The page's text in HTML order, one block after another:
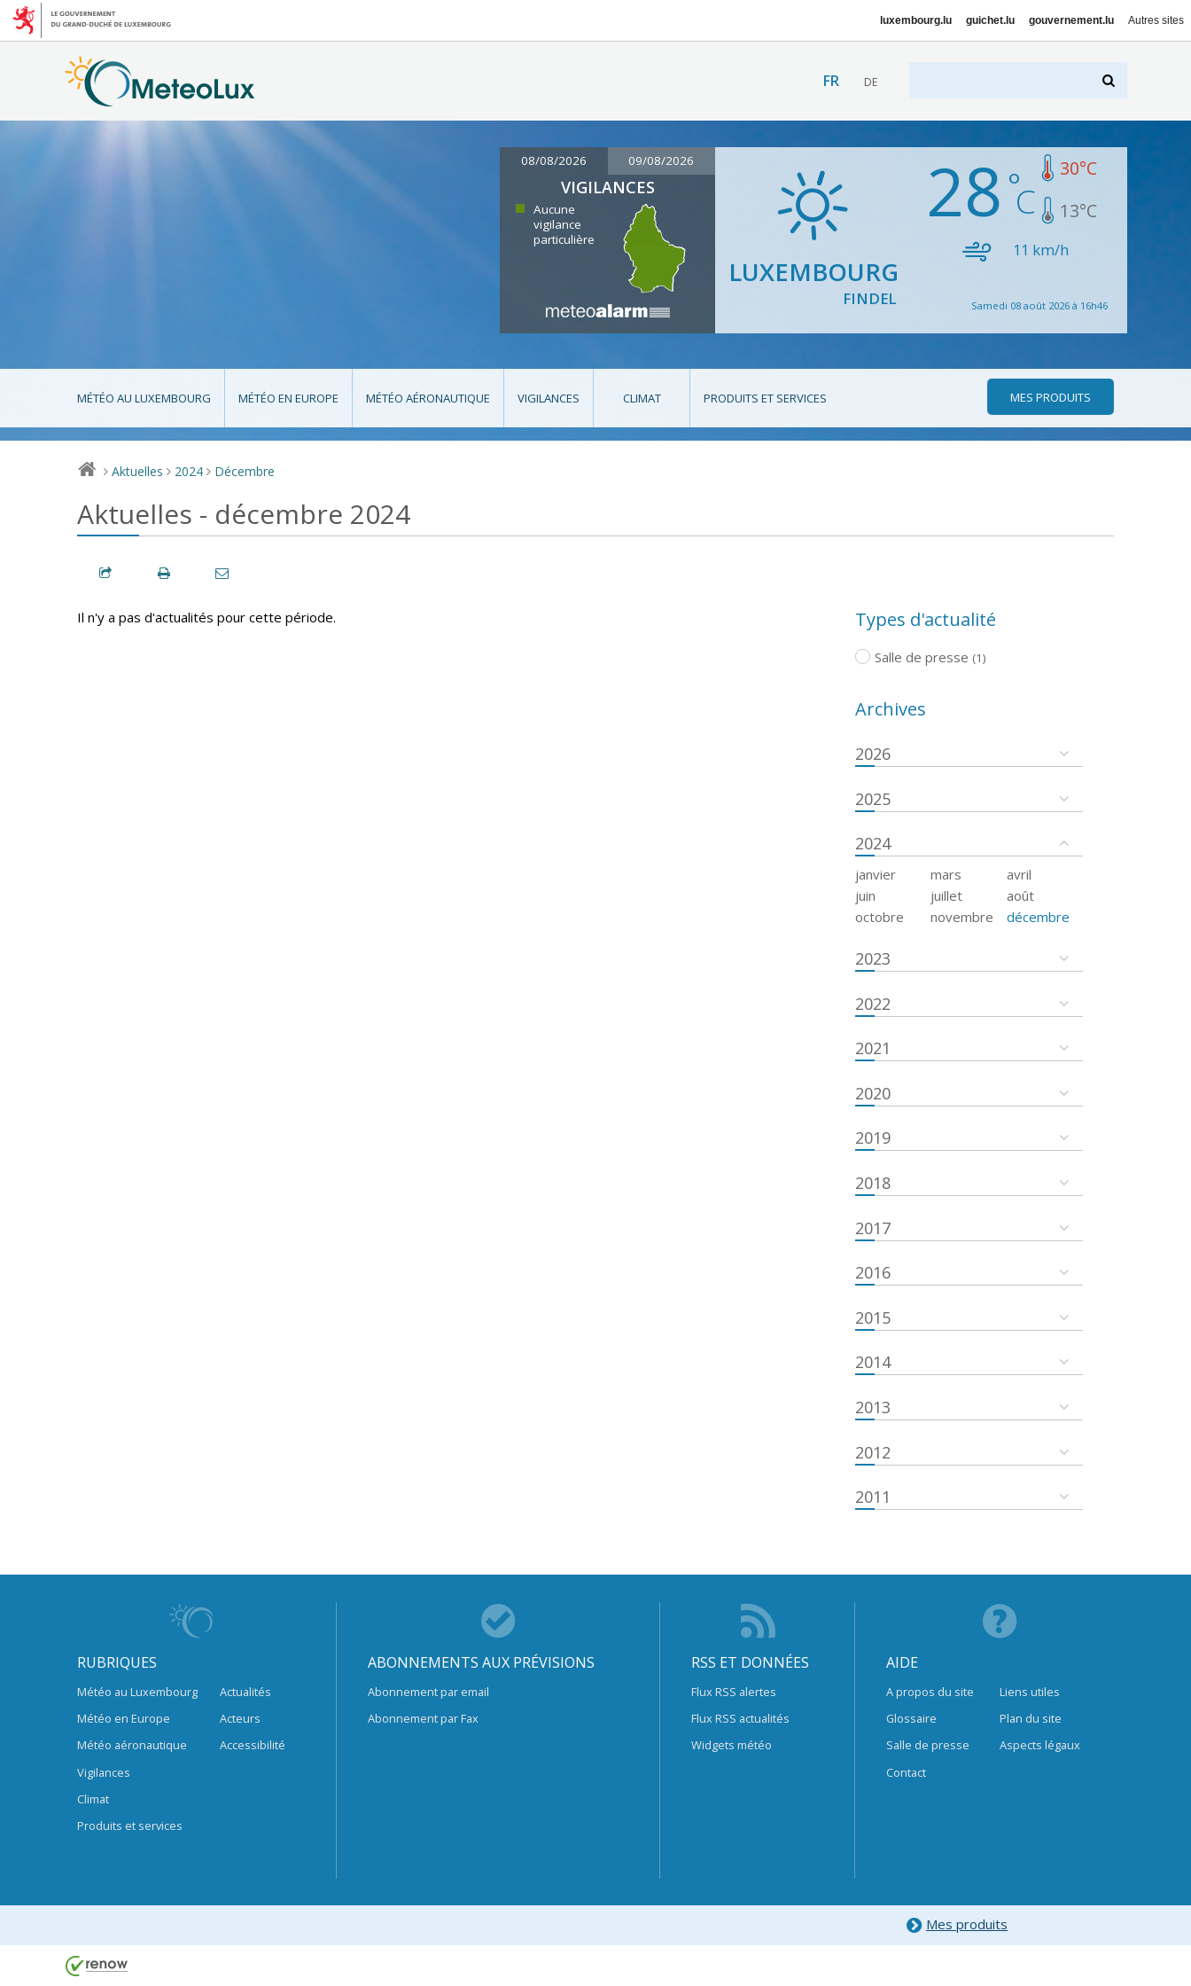
luxembourg.lu guichet.lu gouvernement.lu Autres sites
FR DE
08/08/2026 09/08/2026
VIGILANCES
Aucune
vigilance
particulière
LUXEMBOURG
FINDEL
28 30°C
13°C
11 km/h
Samedi 08 août 2026 à 16h46
MÉTÉO AU LUXEMBOURG MÉTÉO EN EUROPE MÉTÉO AÉRONAUTIQUE VIGILANCES CLIMAT PRODUITS ET SERVICES MES PRODUITS
> Aktuelles > 2024 > Décembre
Aktuelles - décembre 2024
Il n'y a pas d'actualités pour cette période. Types d'actualité
Salle de presse (1)
Archives
2026
2025
2024
janvier mars
avril
juin
juillet
août
octobre
novembre décembre
2023
2022
2021
2020
2019
2018
2017
2016
2015
2014
2013
2012
2011
RUBRIQUES
Météo au Luxembourg
Météo en Europe
Météo aéronautique
Vigilances
Climat
Produits et services
Actualités
Acteurs
Accessibilité
ABONNEMENTS AUX PRÉVISIONS
Abonnement par email
Abonnement par Fax
RSS ET DONNÉES
Flux RSS alertes
Flux RSS actualités
Widgets météo
AIDE
A propos du site
Glossaire
Salle de presse
Contact
Liens utiles
Plan du site
Aspects légaux
Mes produits